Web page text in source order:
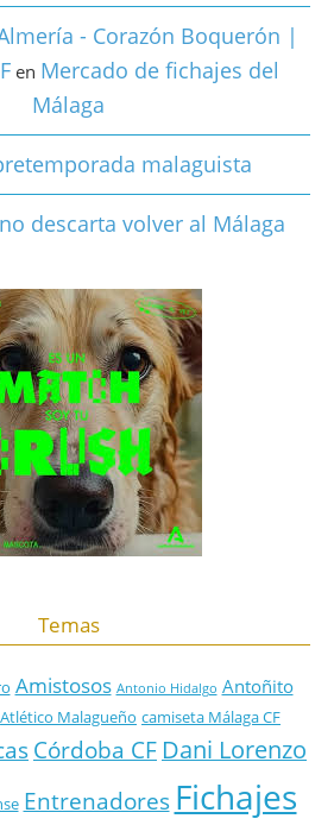
- Corazón Boquerón |
en Mercado de fichajes del
Málaga
malaguista
descarta volver al Málaga
Temas
Amistosos Antonio Hidalgo Antoñito
Atlético Malagueño camiseta Málaga CF
Córdoba CF Dani Lorenzo
Entrenadores Fichajes